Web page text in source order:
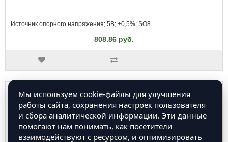
Источник опорного напряжения; 5В; ±0,5%; SO8..
808.86 руб.
Мы используем cookie-файлы для улучшения
работы сайта, сохранения настроек пользователя
и сбора аналитической информации. Эти данные
помогают нам понимать, как посетители
взаимодействуют с ресурсом, и оптимизировать